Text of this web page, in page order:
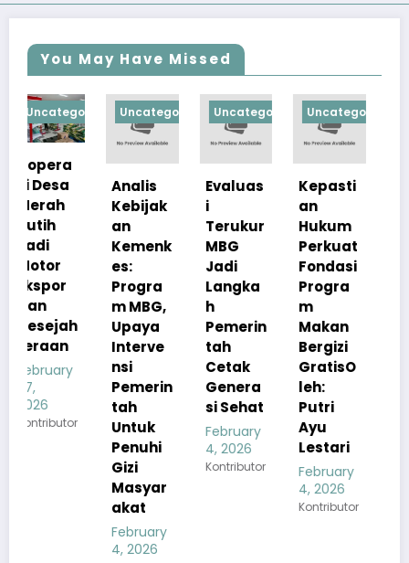
You May Have Missed
Uncategorized
Analis
Kebijak
an
Kemenk
es:
Progra
m MBG,
Upaya
Interve
nsi
tah
Untuk
Uncategorized
Evaluas
i
MBG
Jadi
Langka
h
Pemerin
tah
Cetak
Genera
si Sehat
February
4, 2026
Kontributor
Uncategorized
Kepasti
Hukum
Perkuat
Fondasi
Progra
Makan
Bergizi
GratisO
leh:
Putri
Ayu
Lestari
February
Apresia
Pemerin
tah
Pastika
n
s Menu
MBG
Tetap
Sesuai
Standar
Gizi
February
4, 2026
Kontributor